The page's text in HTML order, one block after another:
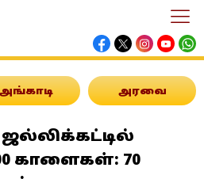
அங்காடி அரவை
ஜல்லிக்கட்டில்
காளைகள்: 70